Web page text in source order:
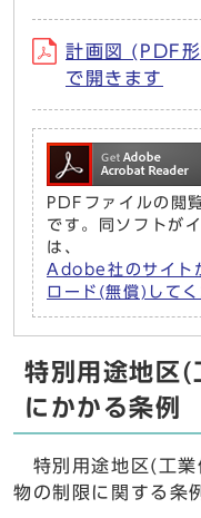
計画図 (PDF
で開きます
PDFファイルの
です。同ソフトが
は、
Adobe社のサイ
ロード(無償)してく
特別用途地区(
にかかる条例
特別用途地区(工業
物の制限に関する条